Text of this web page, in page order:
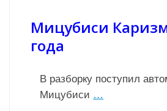
Мицубиси
года
В разборку поступил
Мицубиси …